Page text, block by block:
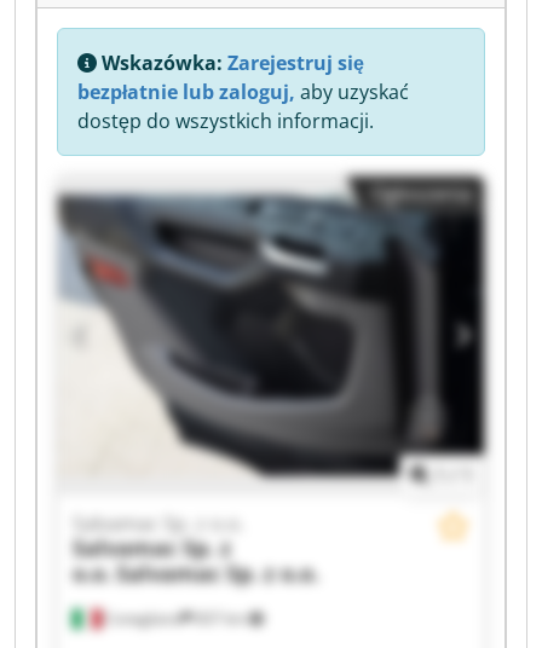
Wskazówka: Zarejestruj się
bezpłatnie lub zaloguj, aby uzyskać
dostęp do wszystkich informacji.
Ogłoszenia
Conegliano 837 km
Salvamac Sp. z o.o.
Salvamac Sp. z
o.o. Salvamac Sp. z o.o.